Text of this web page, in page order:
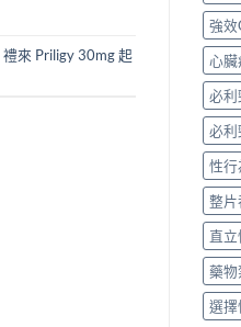
禮來 Priligy 30mg 起
強效
心
必利
必利
性
整片
直
藥物
選擇